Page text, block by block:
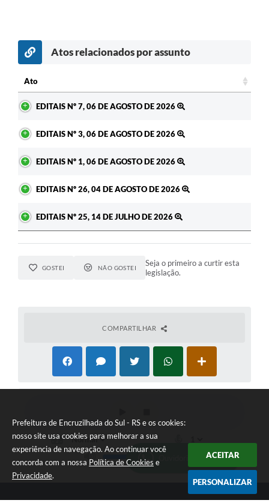
Prefeitura de Encruzilhada do Sul - RS e os cookies:
nosso site usa cookies para melhorar a sua
experiência de navegação. Ao continuar você
concorda com a nossa Política de Cookies e
Privacidade.
ACEITAR
PERSONALIZAR
Atos relacionados por assunto
Ato
EDITAIS Nº 7, 06 DE AGOSTO DE 2026
EDITAIS Nº 3, 06 DE AGOSTO DE 2026
EDITAIS Nº 1, 06 DE AGOSTO DE 2026
EDITAIS Nº 26, 04 DE AGOSTO DE 2026
EDITAIS Nº 25, 14 DE JULHO DE 2026
GOSTEI NÃO GOSTEI
Seja o primeiro a curtir esta
legislação.
COMPARTILHAR
Ouvidoria Municipal